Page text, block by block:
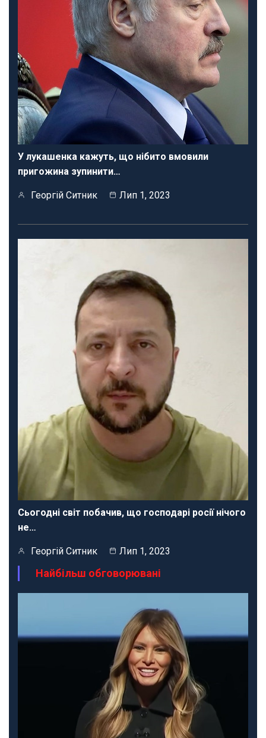
У лукашенка кажуть, що нібито вмовили
пригожина зупинити…
Георгій Ситник Лип 1, 2023
Сьогодні світ побачив, що господарі росії нічого
не…
Георгій Ситник Лип 1, 2023
Найбільш обговорювані